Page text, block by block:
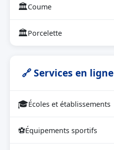
🏛Coume
🏛Porcelette
🔗 Services en ligne
🎓Écoles et établissements
⚽Équipements sportifs